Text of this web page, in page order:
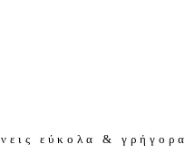
εύκολα & γρήγορα